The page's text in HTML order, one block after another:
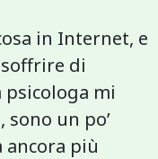
in Internet, e
di
mi
un po’
ancora più